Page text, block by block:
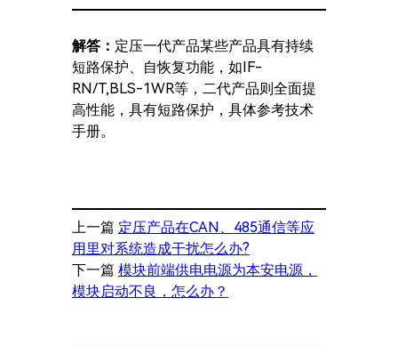
解答： 定压一代产品某些产品具有持续
短路保护、自恢复功能，如IF-
RN/T,BLS-1WR等，二代产品则全面提
高性能，具有短路保护，具体参考技术
手册。
上一篇 定压产品在CAN、485通信等应
用里对系统造成干扰怎么办?
下一篇 模块前端供电电源为本安电源，
模块启动不良，怎么办？